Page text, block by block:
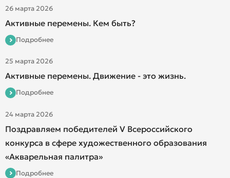
26 марта 2026
Активные перемены. Кем быть?
Подробнее
25 марта 2026
Активные перемены. Движение - это жизнь.
Подробнее
24 марта 2026
Поздравляем победителей V Всероссийского
конкурса в сфере художественного образования
«Акварельная палитра»
Подробнее